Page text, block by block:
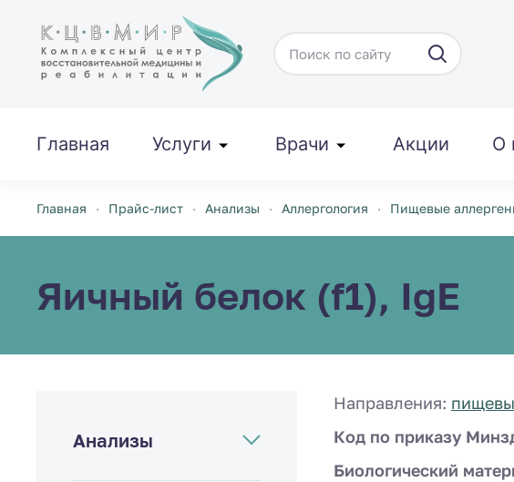
Перейти к содержимому
Главная Услуги Врачи Акции О
Главная Прайс-лист Анализы Аллергология Пищевые
Яичный белок (f1), IgE
Анализы
Направления:
Код по приказу
Биологический